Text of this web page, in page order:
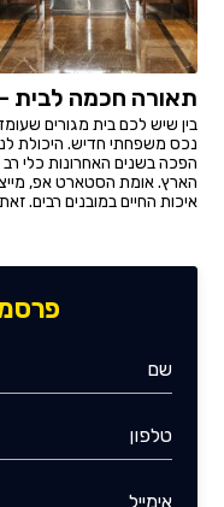
תאורה חכמה לבית
בין שיש לכם בית מגורים
נכס משפחתי חדיש. היכולת
הפכה בשנים האחרונות כלי רב
הארץ. אומת הסטארט אפ,
איכות החיים במובנים רבים.